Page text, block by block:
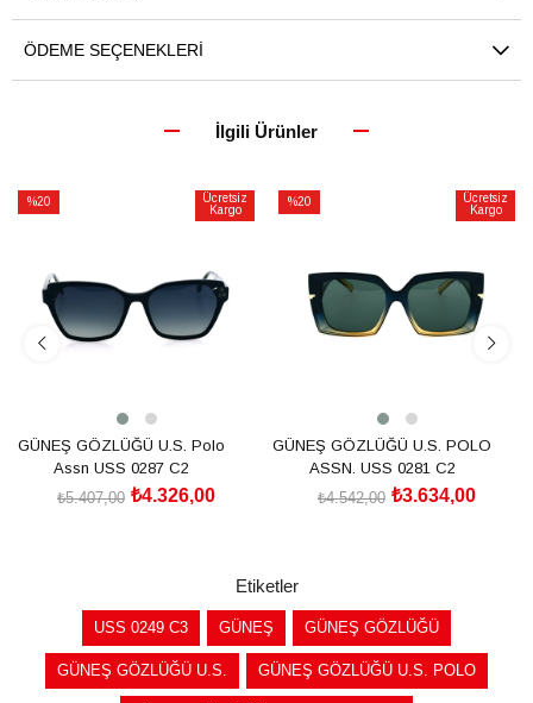
ÖDEME SEÇENEKLERI
İlgili Ürünler
%20
Ücretsiz
Kargo
GÜNEŞ GÖZLÜĞÜ U.S. Polo
Assn USS 0287 C2
₺4.326,00
₺5.407,00
%20
Ücretsiz
Kargo
GÜNEŞ GÖZLÜĞÜ U.S. POLO
ASSN. USS 0281 C2
₺3.634,00
₺4.542,00
Etiketler
USS 0249 C3 GÜNEŞ GÜNEŞ GÖZLÜĞÜ
GÜNEŞ GÖZLÜĞÜ U.S. GÜNEŞ GÖZLÜĞÜ U.S. POLO